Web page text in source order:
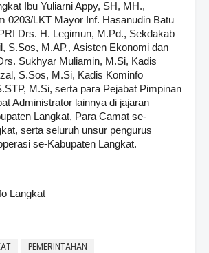
Ibu Yuliarni Appy, SH, MH.,
0203/LKT Mayor Inf. Hasanudin Batu
Drs. H. Legimun, M.Pd., Sekdakab
S.Sos, M.AP., Asisten Ekonomi dan
Sukhyar Muliamin, M.Si, Kadis
S.Sos, M.Si, Kadis Kominfo
M.Si, serta para Pejabat Pimpinan
Administrator lainnya di jajaran
Langkat, Para Camat se-
serta seluruh unsur pengurus
se-Kabupaten Langkat.
Langkat
PEMERINTAHAN